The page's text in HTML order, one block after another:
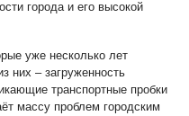
города и его высокой
уже несколько лет
них – загруженность
транспортные пробки
массу проблем городским